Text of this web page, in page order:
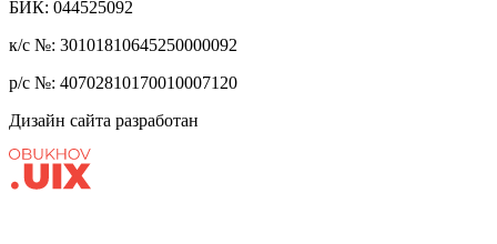
БИК: 044525092
к/с №: 30101810645250000092
р/с №: 40702810170010007120
Дизайн сайта разработан